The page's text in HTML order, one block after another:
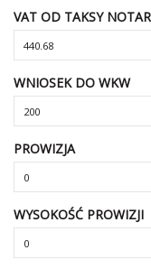
VAT OD TAKSY
WNIOSEK DO WKW
PROWIZJA
WYSOKOŚĆ PROWIZJI